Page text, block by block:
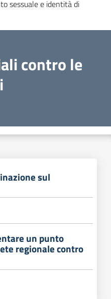
sessuale e identità di
contro le
sul
un punto
regionale contro